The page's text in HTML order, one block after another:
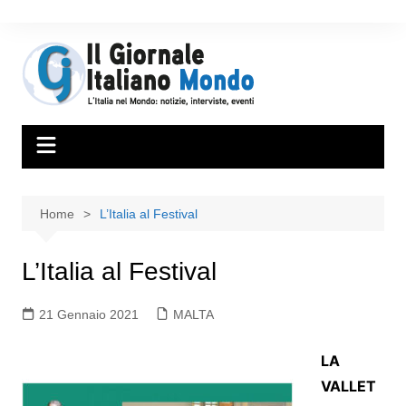
Home L’Italia al Festival
L’Italia al Festival
21 Gennaio 2021 MALTA
LA
VALLET